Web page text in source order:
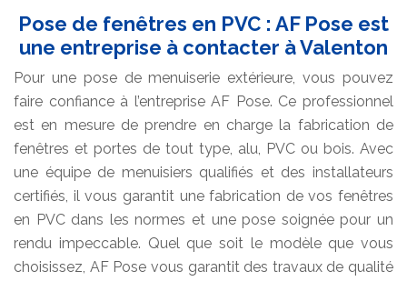
Pose de fenêtres en PVC : AF Pose est
une entreprise à contacter à Valenton
Pour une pose de menuiserie extérieure, vous pouvez
faire confiance à l’entreprise AF Pose. Ce professionnel
est en mesure de prendre en charge la fabrication de
fenêtres et portes de tout type, alu, PVC ou bois. Avec
une équipe de menuisiers qualifiés et des installateurs
certifiés, il vous garantit une fabrication de vos fenêtres
en PVC dans les normes et une pose soignée pour un
rendu impeccable. Quel que soit le modèle que vous
choisissez, AF Pose vous garantit des travaux de qualité